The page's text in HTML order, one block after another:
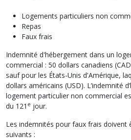
Logements particuliers non
Repas
Faux frais
Indemnité d'hébergement dans un
commercial : 50 dollars canadiens
sauf pour les États-Unis d'Amérique,
dollars américains (USD). L’indemnité
logement particulier non commercial
du 121 e jour.
Les indemnités pour faux frais doivent
suivants :